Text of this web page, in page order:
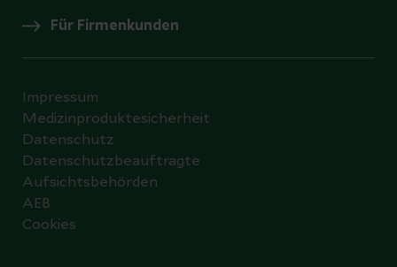
Für Firmenkunden
Impressum
Medizinproduktesicherheit
Datenschutz
Datenschutzbeauftragte
Aufsichtsbehörden
AEB
Cookies